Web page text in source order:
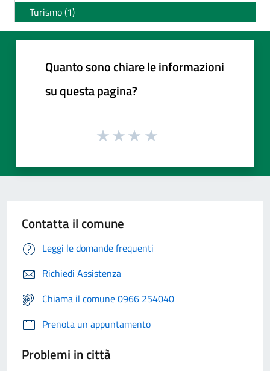
Turismo (1)
Quanto sono chiare le informazioni
su questa pagina?
Contatta il comune
Leggi le domande frequenti
Richiedi Assistenza
Chiama il comune 0966 254040
Prenota un appuntamento
Problemi in città